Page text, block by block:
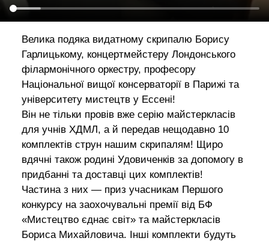
Велика подяка видатному скрипалю Борису
Гарлицькому, концертмейстеру Лондонського
філармонічного оркестру, професору
Національної вищої консерваторії в Парижі та
університету мистецтв у Ессені!
Він не тільки провів вже серію майстеркласів
для учнів ХДМЛ, а й передав нещодавно 10
комплектів струн нашим скрипалям! Щиро
вдячні також родині Удовиченкiв за допомогу в
придбанні та доставці цих комплектів!
Частина з них — приз учасникам Першого
конкурсу на заохочувальні премії від БФ
«Мистецтво єднає світ» та майстеркласів
Бориса Михайловича. Інші комплекти будуть